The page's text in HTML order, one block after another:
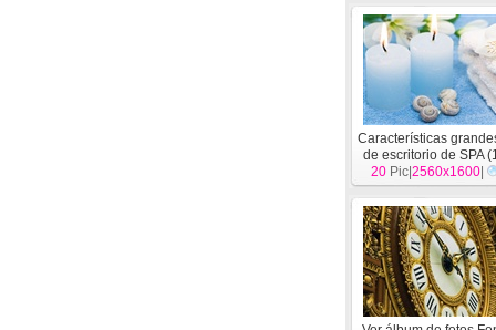
Características
de escritorio de SPA
20 Pic|2560x1600